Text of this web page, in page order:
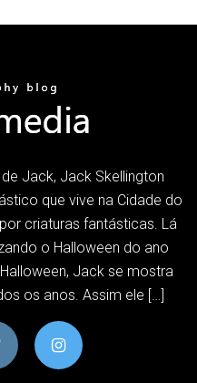
Jack, Jack Skellington
que vive na Cidade do
criaturas fantásticas. Lá
o Halloween do ano
Jack se mostra
os anos. Assim ele […]